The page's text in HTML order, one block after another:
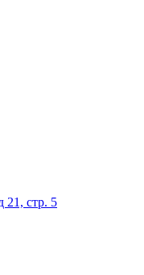
21, стр. 5